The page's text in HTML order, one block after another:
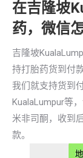
在吉隆坡
药，微信
吉隆坡
持打胎药货到付
我们就支持货到
KualaLumpur等
米非司酮，收到
款。